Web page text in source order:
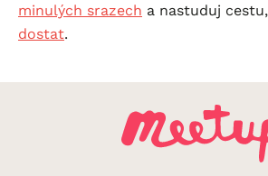
minulých srazech a nastuduj cestu,
dostat.